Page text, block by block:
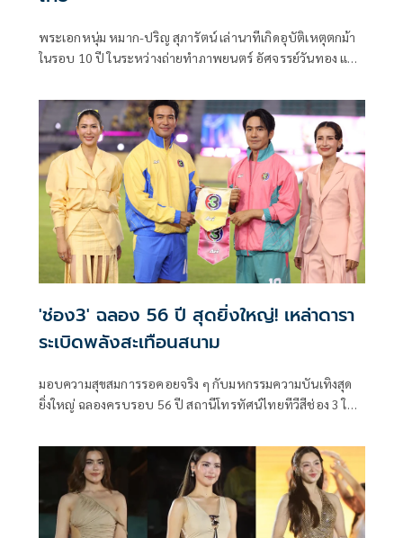
พระเอกหนุ่ม หมาก-ปริญ สุภารัตน์ เล่านาทีเกิดอุบัติเหตุตกม้า
ในรอบ 10 ปี ในระหว่างถ่ายทำภาพยนตร์ อัศจรรย์วันทอง แม้
ข้างมั่นใจว่าทำได้เพราะเคยเรียนขี่ม้าและขี่เข้าฉากละครมา
หลายเรื่องแล้ว
'ช่อง3' ฉลอง 56 ปี สุดยิ่งใหญ่! เหล่าดารา
ระเบิดพลังสะเทือนสนาม
มอบความสุขสมการรอคอยจริง ๆ กับมหกรรมความบันเทิงสุด
ยิ่งใหญ่ ฉลองครบรอบ 56 ปี สถานีโทรทัศน์ไทยทีวีสีช่อง 3 ใน
ทุกวินาที ไม่มีพักหายใจ ณ สนามกีฬาแห่งชาติ ศุภชลาศัย เมื่อ
วันที่ 4 เมษายนที่ผ่านมา บอกเลยว่าแต่ละโชว์ทั้งแสง สี เสียง
อลังการระดับเวทีโลก!